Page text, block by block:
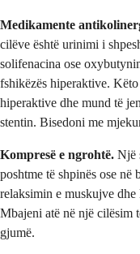
Medikamente
cilëve është urinimi i
solifenacina ose
fshikëzës hiperaktive.
hiperaktive dhe mund të
stentin. Bisedoni me
Kompresë e ngrohtë. Një
poshtme të shpinës ose
relaksimin e muskujve dhe
Mbajeni atë në një cilësim
gjumë.